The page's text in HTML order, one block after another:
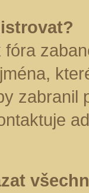
zabranil